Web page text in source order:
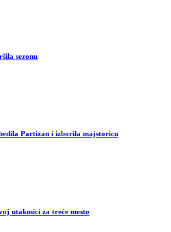
sezonu
Partizan i izborila majstoricu
utakmici za treće mesto